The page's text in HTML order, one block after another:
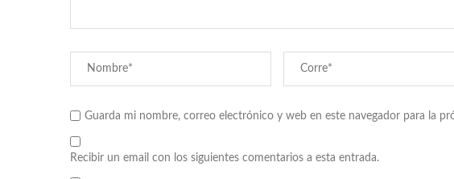
Guarda mi nombre, correo electrónico y web en este navegador para la
Recibir un email con los siguientes comentarios a esta entrada.